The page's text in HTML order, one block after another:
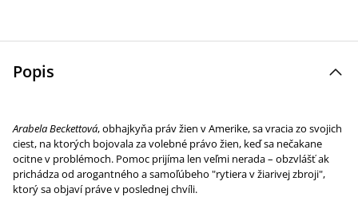
Popis
Arabela Beckettová, obhajkyňa práv žien v Amerike, sa vracia zo svojich
ciest, na ktorých bojovala za volebné právo žien, keď sa nečakane
ocitne v problémoch. Pomoc prijíma len veľmi nerada – obzvlášť ak
prichádza od arogantného a samoľúbeho "rytiera v žiarivej zbroji",
ktorý sa objaví práve v poslednej chvíli.